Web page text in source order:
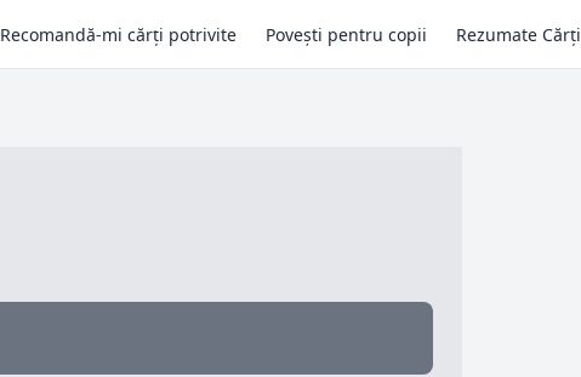
Recomandă-mi cărți potrivite Povești pentru copii Rezumate Cărți